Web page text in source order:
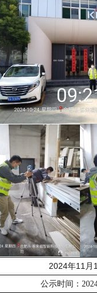
2024年11 月
公示时间：